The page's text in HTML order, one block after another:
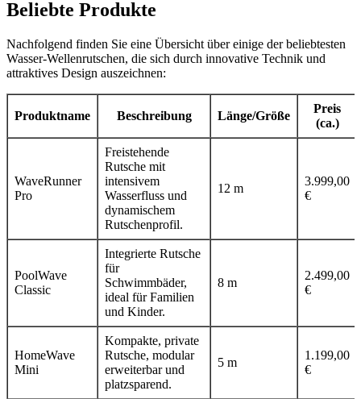
Beliebte Produkte
Nachfolgend finden Sie eine Übersicht über einige der beliebtesten
Wasser-Wellenrutschen, die sich durch innovative Technik und
attraktives Design auszeichnen:
Produktname Beschreibung Länge/Größe
Preis
(ca.)
WaveRunner
Pro
Freistehende
Rutsche mit
intensivem
Wasserfluss und
dynamischem
Rutschenprofil.
12 m
3.999,00
€
PoolWave
Classic
Integrierte Rutsche
für
Schwimmbäder,
ideal für Familien
und Kinder.
8 m
2.499,00
€
HomeWave
Mini
Kompakte, private
Rutsche, modular
erweiterbar und
platzsparend.
5 m
1.199,00
€